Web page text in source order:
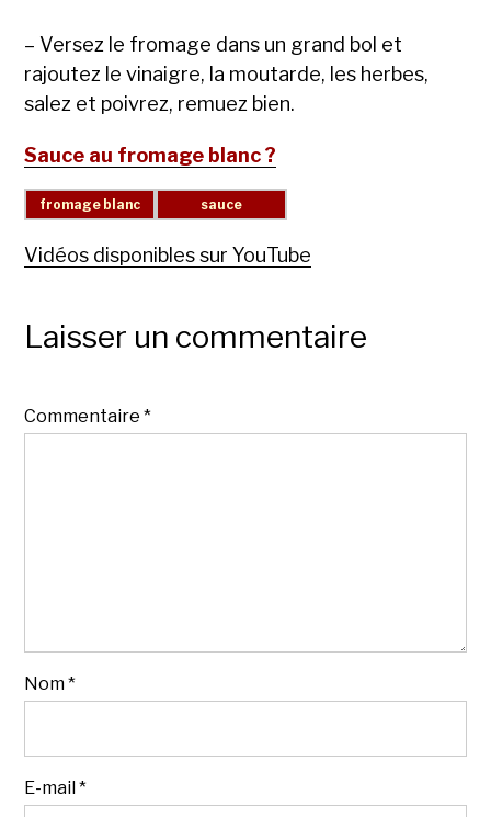
– Versez le fromage dans un grand bol et
rajoutez le vinaigre, la moutarde, les herbes,
salez et poivrez, remuez bien.
Sauce au fromage blanc ?
Vidéos disponibles sur YouTube
Laisser un commentaire
Commentaire*
Nom*
E-mail*